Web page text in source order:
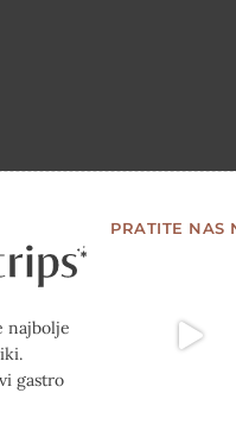
najbolje
gastro
PRATITE NAS